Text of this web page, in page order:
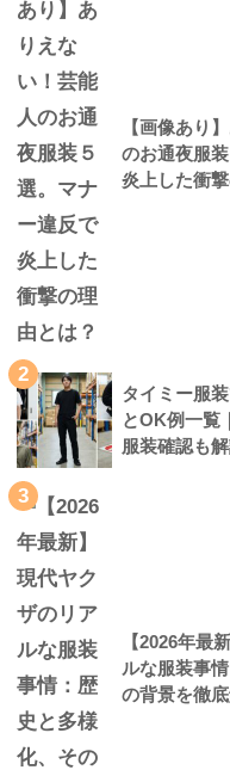
【画像あり
のお通夜服
炎上した衝
2
タイミー服
とOK例一覧
服装確認も
3
【2026年最
ルな服装事
の背景を徹